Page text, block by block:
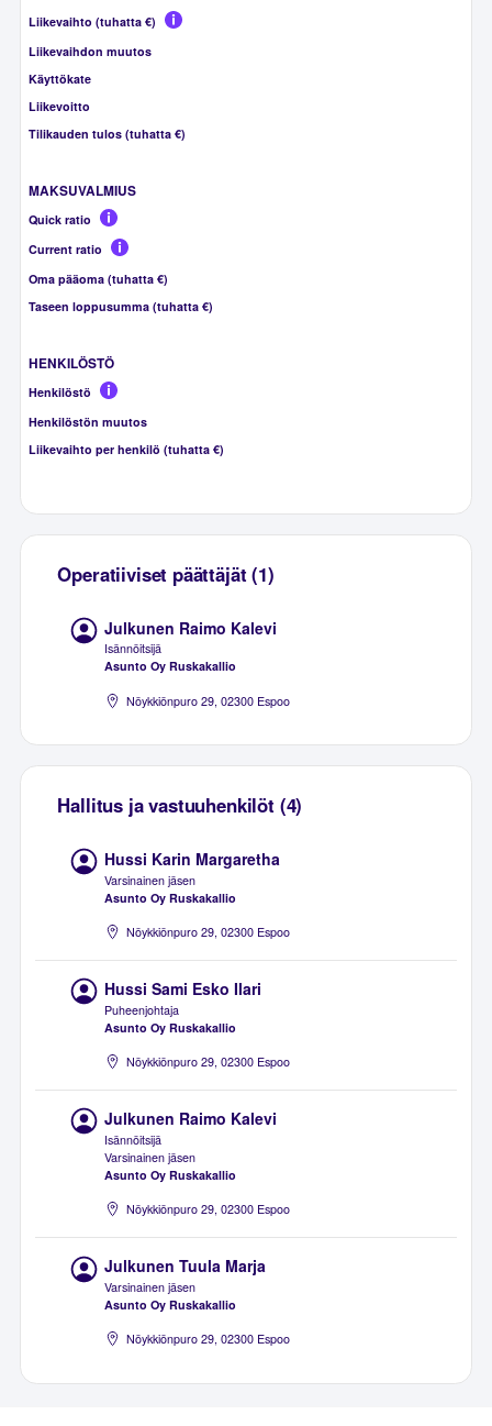
Liikevaihto (tuhatta €)
Liikevaihdon muutos
Käyttökate
Liikevoitto
Tilikauden tulos (tuhatta €)
MAKSUVALMIUS
Quick ratio
Current ratio
Oma pääoma (tuhatta €)
Taseen loppusumma (tuhatta €)
HENKILÖSTÖ
Henkilöstö
Henkilöstön muutos
Liikevaihto per henkilö (tuhatta €)
Operatiiviset päättäjät (1)
Julkunen Raimo Kalevi
Isännöitsijä
Asunto Oy Ruskakallio
Nöykkiönpuro 29, 02300 Espoo
Hallitus ja vastuuhenkilöt (4)
Hussi Karin Margaretha
Varsinainen jäsen
Asunto Oy Ruskakallio
Nöykkiönpuro 29, 02300 Espoo
Hussi Sami Esko Ilari
Puheenjohtaja
Asunto Oy Ruskakallio
Nöykkiönpuro 29, 02300 Espoo
Julkunen Raimo Kalevi
Isännöitsijä
Varsinainen jäsen
Asunto Oy Ruskakallio
Nöykkiönpuro 29, 02300 Espoo
Julkunen Tuula Marja
Varsinainen jäsen
Asunto Oy Ruskakallio
Nöykkiönpuro 29, 02300 Espoo